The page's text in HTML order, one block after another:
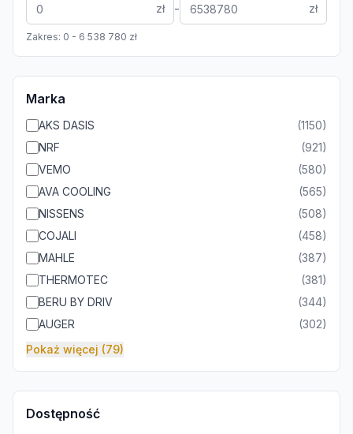
zł - zł
Zakres: 0 - 6 538 780 zł
Marka
AKS DASIS (1150)
NRF
(921)
VEMO
(580)
AVA COOLING
(565)
NISSENS
(508)
COJALI
(458)
MAHLE
(387)
THERMOTEC
(381)
BERU BY DRIV
(344)
AUGER
(302)
Pokaż więcej (79)
Dostępność